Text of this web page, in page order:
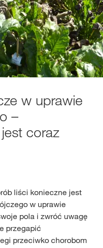
w uprawie
–
coraz
liści konieczne jest
w uprawie
pola i zwróć uwagę
przegapić
przeciwko chorobom